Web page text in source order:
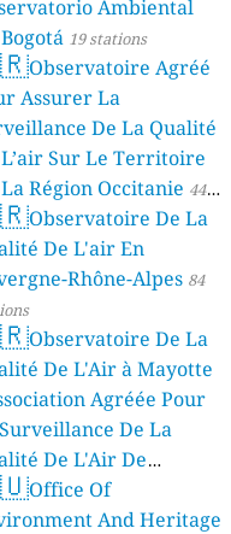
Ambiental
19 stations
Observatoire Agréé
Assurer La
De La Qualité
Sur Le Territoire
Région Occitanie 44
Observatoire De La
De L'air En
Rhône-Alpes 84
Observatoire De La
De L'Air à Mayotte
Agréée Pour
De La
De L'Air De
4 stations
Office Of
And Heritage